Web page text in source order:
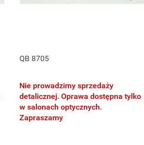
QB 8705
Nie prowadzimy sprzedaży
detalicznej. Oprawa dostępna tylko
w salonach optycznych.
Zapraszamy